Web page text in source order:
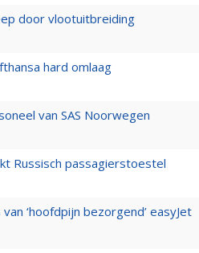
door vlootuitbreiding
hard omlaag
van SAS Noorwegen
Russisch passagierstoestel
‘hoofdpijn bezorgend’ easyJet